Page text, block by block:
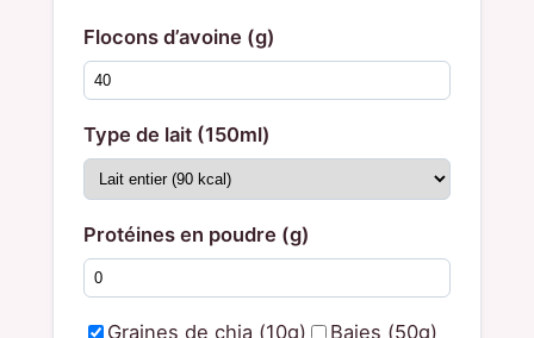
Flocons d’avoine (g)
Type de lait (150ml)
Protéines en poudre (g)
Graines de chia (10g)
Baies (50g)